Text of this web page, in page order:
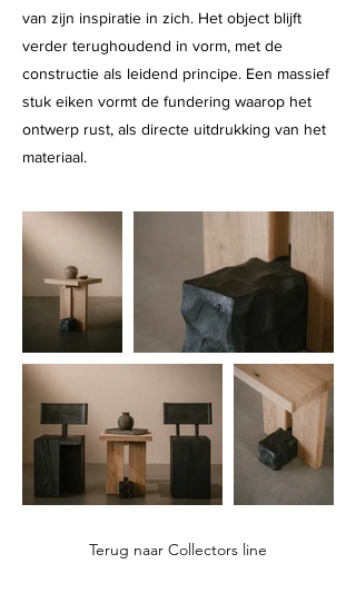
van zijn inspiratie in zich. Het object blijft
verder terughoudend in vorm, met de
constructie als leidend principe. Een massief
stuk eiken vormt de fundering waarop het
ontwerp rust, als directe uitdrukking van het
materiaal.
Terug naar Collectors line